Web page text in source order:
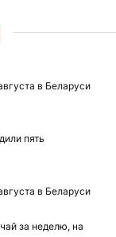
в Беларуси
пять
в Беларуси
за неделю, на